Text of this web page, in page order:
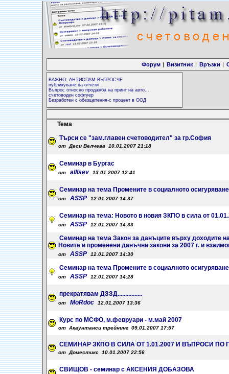
Форум | Визитник | Връзки |
ВАЖНО: АНТИСПАМ ВЪПРОСЧЕ
публикуване на отчети
Въпрос относно продажба на принт на авто...
счетоводен софтуер
Безработен с обезщетения-с процент в ООД
Тема
Търси се "зам.главен счетоводител" за гр.София
от Деси Велчева 10.01.2007 21:18
Семинар в Бургас
от alllsev 13.01.2007 12:41
Семинар на тема Промените в социалното
от ASSP 12.01.2007 14:37
Семинар на тема: Новото в новия ЗКПО в сила от
от ASSP 12.01.2007 14:33
Семинар на тема Закон за данъците върху доходите
Новите и променени данъчни закони за 2007 г. и
от ASSP 12.01.2007 14:30
Семинар на тема Промените в социалното осигуряване
от ASSP 12.01.2007 14:28
прекратявам ДЗЗД................
от MoRdoc 12.01.2007 13:36
Курс по МСФО, м.февруари - м.май 2007
от Акаунтанси трейнинг 09.01.2007 17:57
СЕМИНАР ЗКПО В СИЛА ОТ 1.01.2007 И ВЪПРОСИ
от Доместикс 10.01.2007 22:56
СВИЩОВ - семинар с АКСЕНИЯ ДОБАЗОВА